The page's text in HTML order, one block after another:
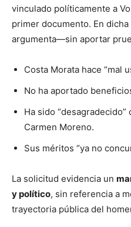
vinculado políticamente a
primer documento. En
argumenta—sin aportar
Costa Morata hace “mal
No ha aportado
Ha sido
Carmen Moreno.
Sus méritos “ya no
La solicitud evidencia un
y político, sin referencia a
trayectoria pública del